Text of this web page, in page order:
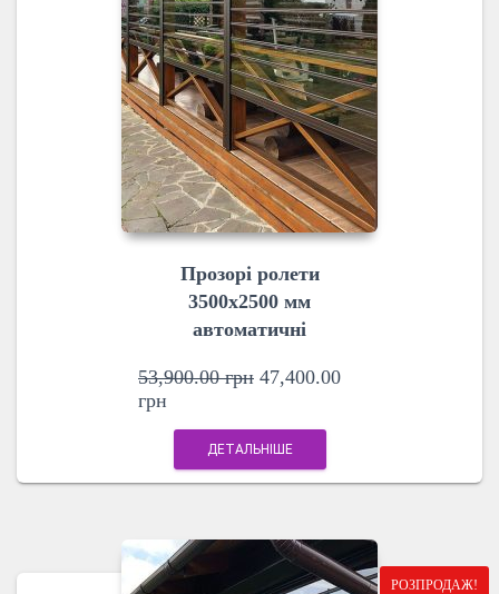
Прозорі ролети
3500х2500 мм
автоматичні
53,900.00грн 47,400.00
грн
ДЕТАЛЬНІШЕ
РОЗПРОДАЖ!